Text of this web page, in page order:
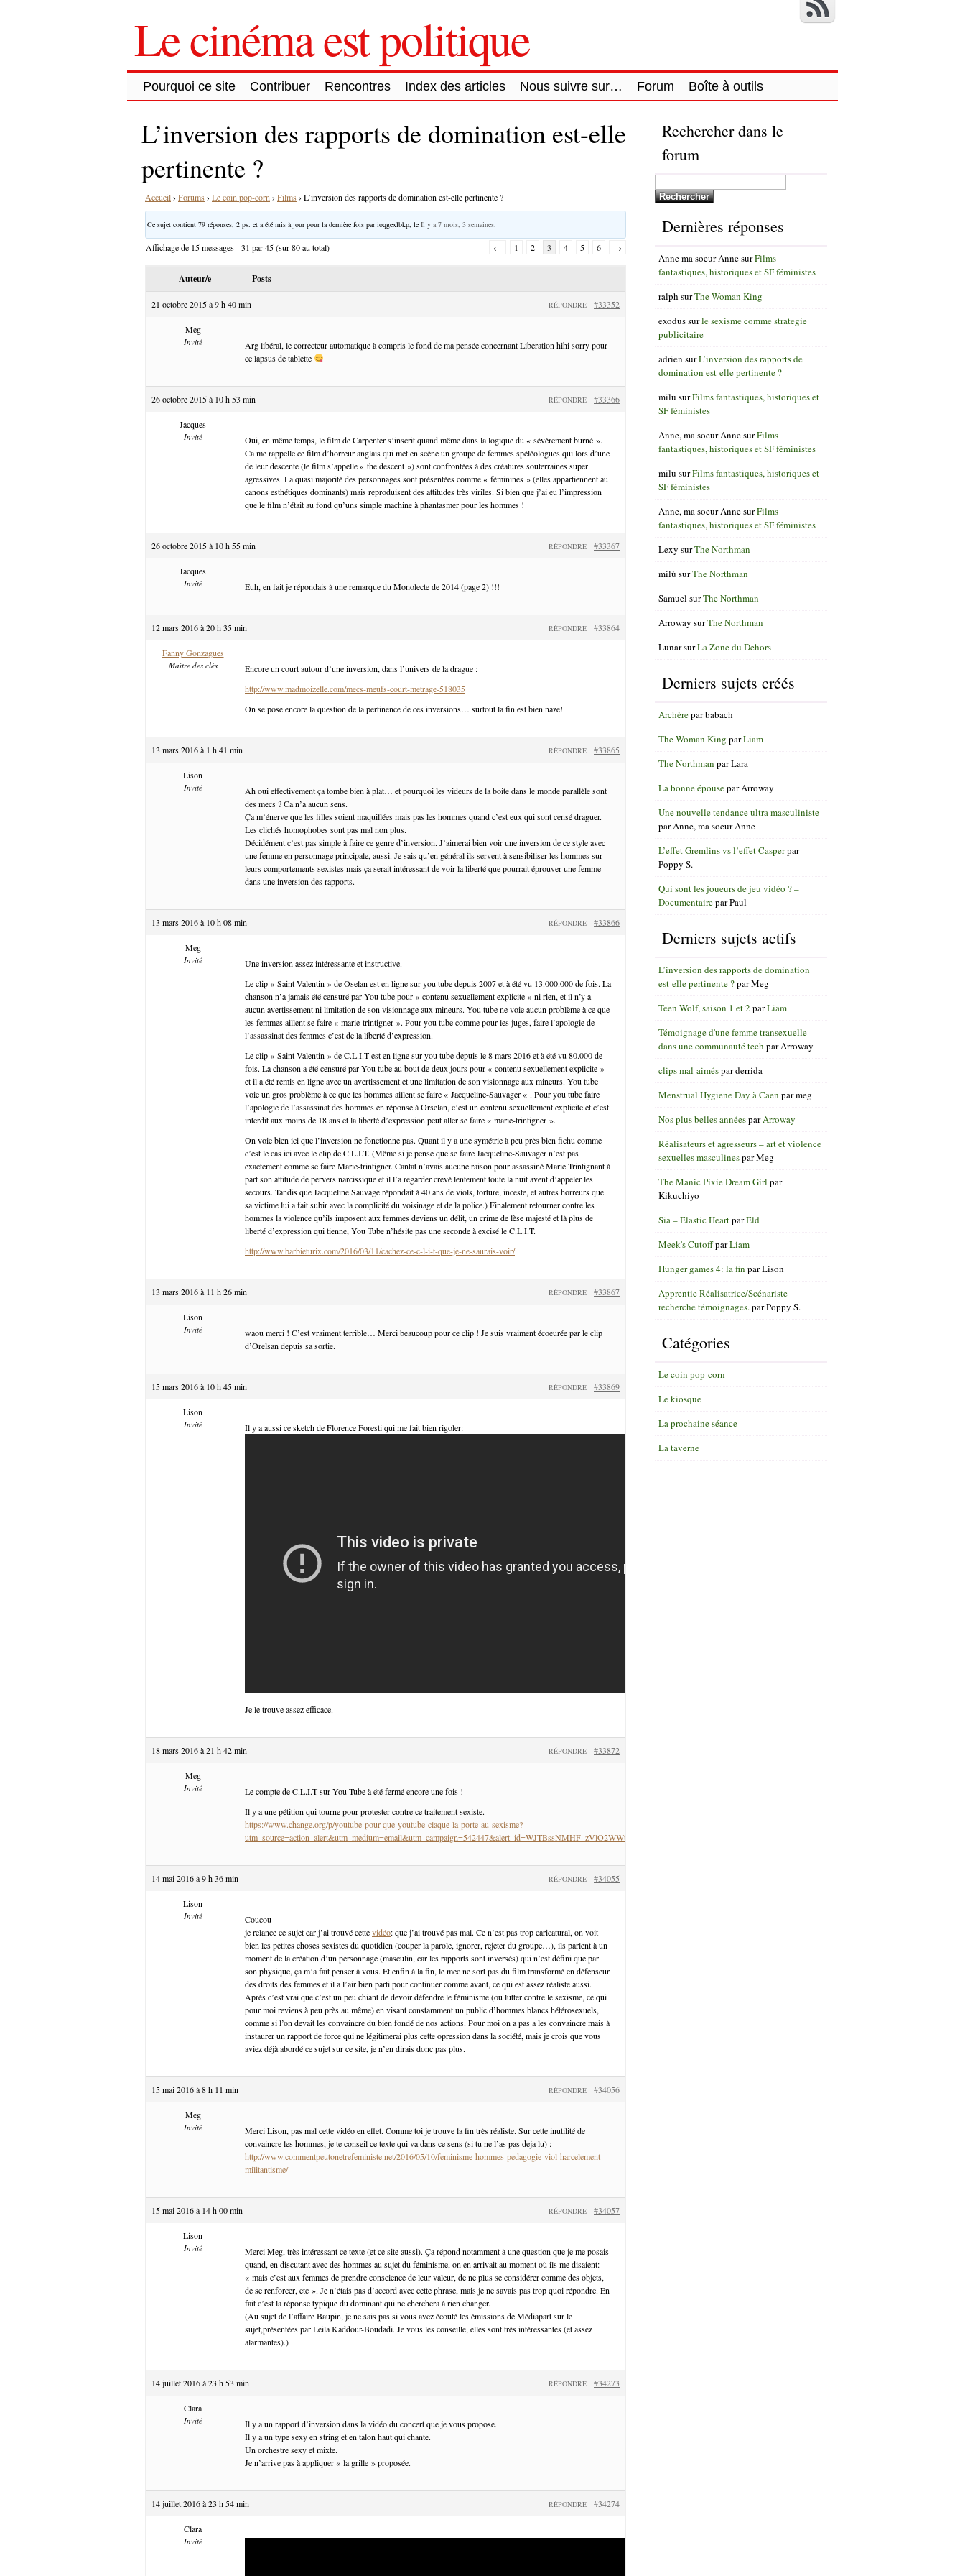
Le cinéma est politique
Pourquoi ce site Contribuer Rencontres Index des articles Nous suivre sur… Forum Boîte à outils
L’inversion des rapports de domination est-elle
pertinente ?
Accueil› Forums › Le coin pop-corn › Films › L’inversion des rapports de domination est-elle pertinente ?
Ce sujet contient 79 réponses, 2 ps. et a été mis à jour pour la dernière fois parioqgexlbkp , le Il y a 7 mois, 3 semaines
Affichage de 15 messages - 31 par 45 (sur 80 au total) ← 1 2 3 4 5 6 →
Auteur/e Posts
21 octobre 2015 à 9 h 40 min #33352
RÉPONDRE
Meg
Invité
Arg libéral, le correcteur automatique à compris le fond de ma pensée concernant Liberation hihi sorry pour
ce lapsus de tablette
26 octobre 2015 à 10 h 53 min #33366
RÉPONDRE
Jacques
Invité
Oui, en même temps, le film de Carpenter s’inscrit quand même dans la logique du « sévèrement burné ».
Ca me rappelle ce film d’horreur anglais qui met en scène un groupe de femmes spéléologues qui lors d’une
de leur descente (le film s’appelle « the descent ») sont confrontées à des créatures souterraines super
agressives. La quasi majorité des personnages sont présentées comme « féminines » (elles appartiennent au
canons esthétiques dominants) mais reproduisent des attitudes très viriles. Si bien que j’ai eu l’impression
que le film n’était au fond qu’uns simple machine à phantasmer pour les hommes !
26 octobre 2015 à 10 h 55 min #33367
RÉPONDRE
Jacques
Invité Euh, en fait je répondais à une remarque du Monolecte de 2014 (page 2) !!!
12 mars 2016 à 20 h 35 min #33864
RÉPONDRE
Fanny Gonzagues
Maître des clés
Encore un court autour d’une inversion, dans l’univers de la drague :
http://www.madmoizelle.com/mecs-meufs-court-metrage-518035
On se pose encore la question de la pertinence de ces inversions… surtout la fin est bien naze!
13 mars 2016 à 1 h 41 min #33865
RÉPONDRE
Lison
Invité
Ah oui effectivement ça tombe bien à plat… et pourquoi les videurs de la boite dans le monde parallèle sont
des mecs ? Ca n’a aucun sens.
Ça m’énerve que les filles soient maquillées mais pas les hommes quand c’est eux qui sont censé draguer.
Les clichés homophobes sont pas mal non plus.
Décidément c’est pas simple à faire ce genre d’inversion. J’aimerai bien voir une inversion de ce style avec
une femme en personnage principale, aussi. Je sais qu’en général ils servent à sensibiliser les hommes sur
leurs comportements sexistes mais ça serait intéressant de voir la liberté que pourrait éprouver une femme
dans une inversion des rapports.
13 mars 2016 à 10 h 08 min #33866
RÉPONDRE
Meg
Invité
Une inversion assez intéressante et instructive.
Le clip « Saint Valentin » de Oselan est en ligne sur you tube depuis 2007 et à été vu 13.000.000 de fois. La
chanson n’a jamais été censuré par You tube pour « contenu sexuellement explicite » ni rien, et il n’y a
aucun avertissement ni limitation de son visionnage aux mineurs. You tube ne voie aucun problème à ce que
les femmes aillent se faire « marie-trintigner ». Pour you tube comme pour les juges, faire l’apologie de
l’assassinat des femmes c’est de la liberté d’expression.
Le clip « Saint Valentin » de C.L.I.T est en ligne sur you tube depuis le 8 mars 2016 et à été vu 80.000 de
fois. La chanson a été censuré par You tube au bout de deux jours pour « contenu sexuellement explicite »
et il a été remis en ligne avec un avertissement et une limitation de son visionnage aux mineurs. You tube
voie un gros problème à ce que les hommes aillent se faire « Jacqueline-Sauvager « . Pour you tube faire
l’apologie de l’assassinat des hommes en réponse à Orselan, c’est un contenu sexuellement explicite et c’est
interdit aux moins de 18 ans et la liberté d’expression peut aller se faire « marie-trintigner ».
On voie bien ici que l’inversion ne fonctionne pas. Quant il y a une symétrie à peu près bien fichu comme
c’est le cas ici avec le clip de C.L.I.T. (Même si je pense que se faire Jacqueline-Sauvager n’est pas
exactement comme se faire Marie-trintigner. Cantat n’avais aucune raison pour assassiné Marie Trintignant à
part son attitude de pervers narcissique et il l’a regarder crevé lentement toute la nuit avent d’appeler les
secours. Tandis que Jacqueline Sauvage répondait à 40 ans de viols, torture, inceste, et autres horreurs que
sa victime lui a fait subir avec la complicité du voisinage et de la police.) Finalement retourner contre les
hommes la violence qu’ils imposent aux femmes deviens un délit, un crime de lèse majesté et là plus de
liberté d’expression qui tienne, You Tube n’hésite pas une seconde à excisé le C.L.I.T.
http://www.barbieturix.com/2016/03/11/cachez-ce-c-l-i-t-que-je-ne-saurais-voir/
13 mars 2016 à 11 h 26 min #33867
RÉPONDRE
Lison
Invité
waou merci ! C’est vraiment terrible… Merci beaucoup pour ce clip ! Je suis vraiment écoeurée par le clip
d’Orelsan depuis sa sortie.
15 mars 2016 à 10 h 45 min #33869
RÉPONDRE
Lison
Invité Il y a aussi ce sketch de Florence Foresti qui me fait bien rigoler:
Je le trouve assez efficace.
18 mars 2016 à 21 h 42 min #33872
RÉPONDRE
Meg
Invité
Le compte de C.L.I.T sur You Tube à été fermé encore une fois !
Il y a une pétition qui tourne pour protester contre ce traitement sexiste.
https://www.change.org/p/youtube-pour-que-youtube-claque-la-porte-au-sexisme?
utm_source=action_alert&utm_medium=email&utm_campaign=542447&alert_id=WJTBssNMHF_zVlO2WWtMLcWsyRwq8p97Qrr4hUbr9p37iA0iamS55Q%3D
14 mai 2016 à 9 h 36 min #34055
RÉPONDRE
Lison
Invité
Coucou
je relance ce sujet car j’ai trouvé cettevidéo: que j’ai trouvé pas mal. Ce n’est pas trop caricatural, on voit
bien les petites choses sexistes du quotidien (couper la parole, ignorer, rejeter du groupe…), ils parlent à un
moment de la création d’un personnage (masculin, car les rapports sont inversés) qui n’est défini que par
son physique, ça m’a fait penser à vous. Et enfin à la fin, le mec ne sort pas du film transformé en défenseur
des droits des femmes et il a l’air bien parti pour continuer comme avant, ce qui est assez réaliste aussi.
Après c’est vrai que c’est un peu chiant de devoir défendre le féminisme (ou lutter contre le sexisme, ce qui
pour moi reviens à peu près au même) en visant constamment un public d’hommes blancs hétérosexuels,
comme si l’on devait les convaincre du bien fondé de nos actions. Pour moi on a pas a les convaincre mais à
instaurer un rapport de force qui ne légitimerai plus cette opression dans la société, mais je crois que vous
aviez déjà abordé ce sujet sur ce site, je n’en dirais donc pas plus.
15 mai 2016 à 8 h 11 min #34056
RÉPONDRE
Meg
Invité
Merci Lison, pas mal cette vidéo en effet. Comme toi je trouve la fin très réaliste. Sur cette inutilité de
convaincre les hommes, je te conseil ce texte qui va dans ce sens (si tu ne l’as pas deja lu) :
http://www.commentpeutonetrefeministe.net/2016/05/10/feminisme-hommes-pedagogie-viol-harcelement-
militantisme/
15 mai 2016 à 14 h 00 min #34057
RÉPONDRE
Lison
Invité
Merci Meg, très intéressant ce texte (et ce site aussi). Ça répond notamment à une question que je me posais
quand, en discutant avec des hommes au sujet du féminisme, on en arrivait au moment où ils me disaient:
« mais c’est aux femmes de prendre conscience de leur valeur, de ne plus se considérer comme des objets,
de se renforcer, etc ». Je n’étais pas d’accord avec cette phrase, mais je ne savais pas trop quoi répondre. En
fait c’est la réponse typique du dominant qui ne cherchera à rien changer.
(Au sujet de l’affaire Baupin, je ne sais pas si vous avez écouté les émissions de Médiapart sur le
sujet,présentées par Leila Kaddour-Boudadi. Je vous les conseille, elles sont très intéressantes (et assez
alarmantes).)
14 juillet 2016 à 23 h 53 min #34273
RÉPONDRE
Clara
Invité
Il y a un rapport d’inversion dans la vidéo du concert que je vous propose.
Il y a un type sexy en string et en talon haut qui chante.
Un orchestre sexy et mixte.
Je n’arrive pas à appliquer « la grille » proposée.
14 juillet 2016 à 23 h 54 min #34274
RÉPONDRE
Clara
Invité
Rechercher dans le
forum
Dernières réponses
Anne ma soeur AnnesurFilms
fantastiques, historiques et SF féministes
ralph surThe Woman King
exodussurle sexisme comme strategie
publicitaire
adrien surL’inversion des rapports de
domination est-elle pertinente ?
milu surFilms fantastiques, historiques et
SF féministes
Anne, ma soeur AnnesurFilms
fantastiques, historiques et SF féministes
milu surFilms fantastiques, historiques et
SF féministes
Anne, ma soeur AnnesurFilms
fantastiques, historiques et SF féministes
Lexy surThe Northman
milù surThe Northman
Samuel surThe Northman
Arroway surThe Northman
LunarsurLa Zone du Dehors
Derniers sujets créés
Archèreparbabach
The Woman King parLiam
The Northman parLara
La bonne épouseparArroway
Une nouvelle tendance ultra masculiniste
parAnne, ma soeur Anne
L’effet Gremlins vs l’effet Casperpar
Poppy S.
Qui sont les joueurs de jeu vidéo ? –
DocumentaireparPaul
Derniers sujets actifs
L’inversion des rapports de domination
est-elle pertinente ?parMeg
Teen Wolf, saison 1 et 2 parLiam
Témoignage d'une femme transexuelle
dans une communauté tech parArroway
clips mal-aimésparderrida
Menstrual Hygiene Day à Caen parmeg
Nos plus belles annéesparArroway
Réalisateurs et agresseurs – art et violence
sexuelles masculinesparMeg
The Manic Pixie Dream Girl par
Kikuchiyo
Sia – Elastic HeartparEld
Meek's CutoffparLiam
Hunger games 4: la fin parLison
Apprentie Réalisatrice/Scénariste
recherche témoignages. parPoppy S.
Catégories
Le coin pop-corn
Le kiosque
La prochaine séance
La taverne